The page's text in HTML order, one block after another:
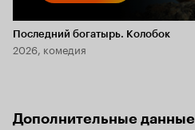
Последний богатырь. Колобок
2026, комедия
Дополнительные данные